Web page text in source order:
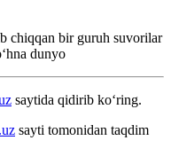
chiqqan bir guruh suvorilar
dunyo
saytida qidirib ko‘ring.
sayti tomonidan taqdim